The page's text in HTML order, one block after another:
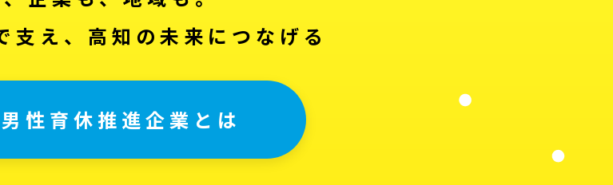
支え、高知の未来につなげる
性育休推進企業とは